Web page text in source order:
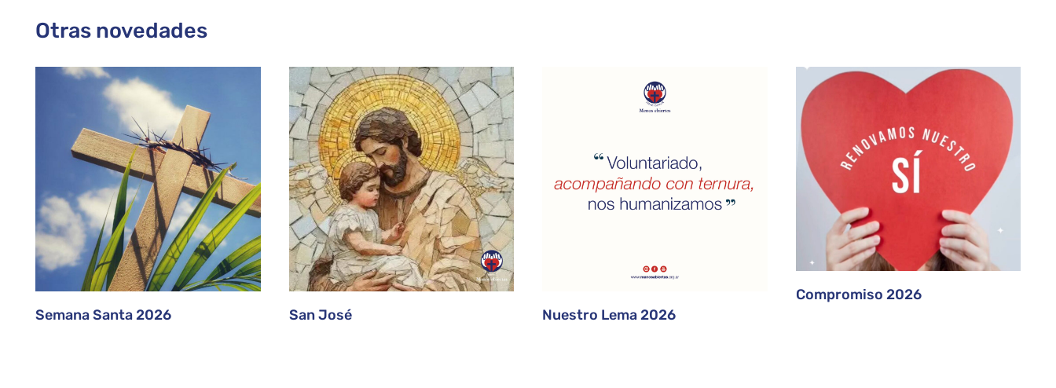
Otras novedades
Semana Santa 2026 San José Nuestro Lema 2026
Compromiso 2026